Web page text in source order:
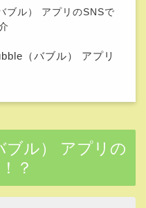
ブル） アプリのSNSで
（バブル） アプリ
ブル） アプリの
？